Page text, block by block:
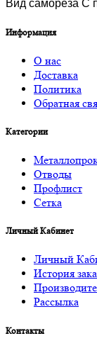
Вид самореза С
Информация
О нас
Доставка
Политика
Обратная
Категории
Отводы
Профлист
Сетка
Личный Кабинет
Личный
История
Рассылка
Контакты